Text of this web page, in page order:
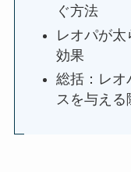
ぐ方法
レオパが
効果
総括：レオ
スを与える